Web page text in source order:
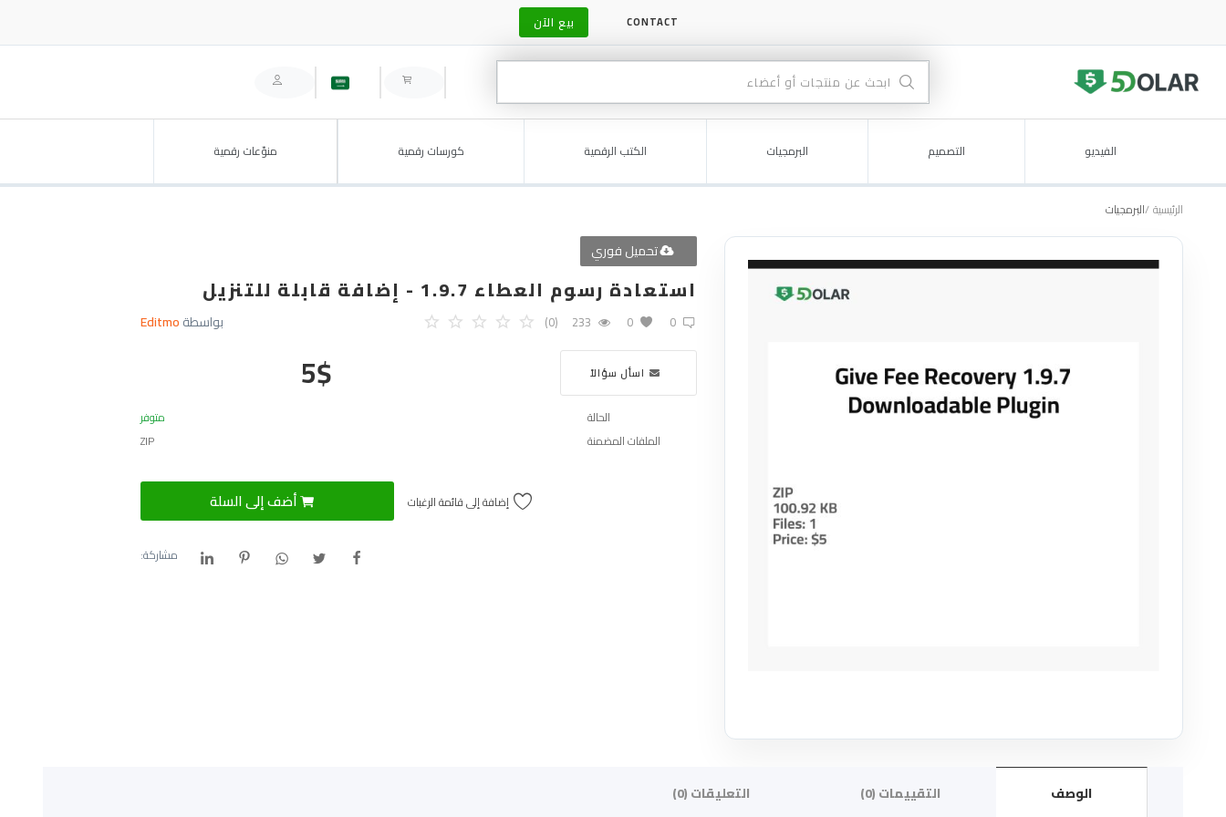
CONTACT بيع الآن
الفيديو التصميم البرمجيات الكتب الرقمية كورسات رقمية منوّعات رقمية
الرئيسية البرمجيات
تحميل فوري
استعادة رسوم العطاء 1.9.7 - إضافة قابلة للتنزيل
بواسطةEditmo 0
(0) 0
233
5$ اسأل سؤالاً
الحالة
متوفر
الملفات المضمنة
ZIP
أضف إلى السلة إضافة إلى قائمة الرغبات
مشاركة:
الوصف التقييمات (0) التعليقات (0)